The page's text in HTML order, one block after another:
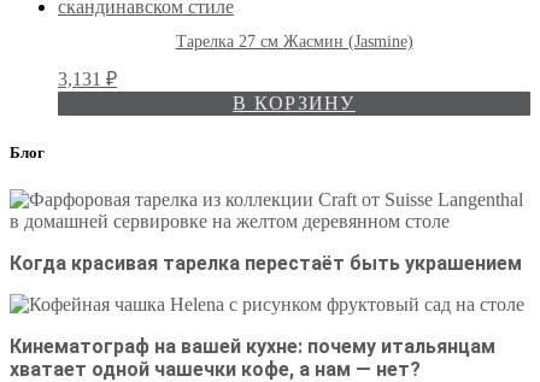
Тарелка 27 см Жасмин (Jasmine)
3,131 ₽
В КОРЗИНУ
Блог
Когда красивая тарелка перестаёт быть украшением
Кинематограф на вашей кухне: почему итальянцам
хватает одной чашечки кофе, а нам — нет?